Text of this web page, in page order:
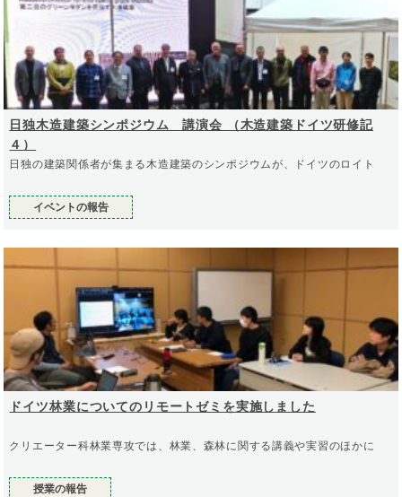
日独木造建築シンポジウム 講演会 （木造建築ドイツ研修記
４）
日独の建築関係者が集まる木造建築のシンポジウムが、ドイツのロイト
イベントの報告
ドイツ林業についてのリモートゼミを実施しました
クリエーター科林業専攻では、林業、森林に関する講義や実習のほかに
授業の報告